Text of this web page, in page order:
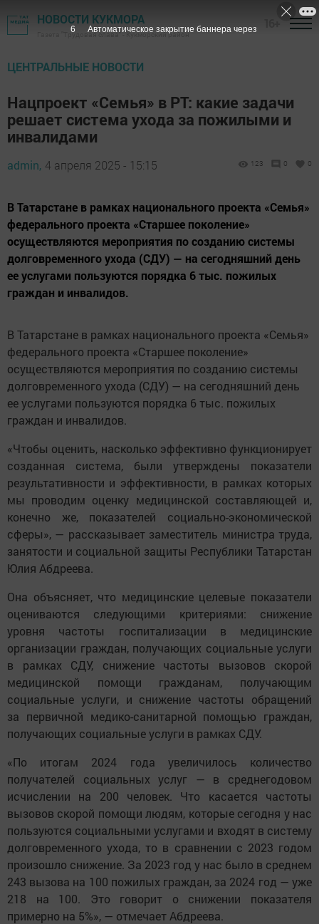
НОВОСТИ КУКМОРА
Газета "Трудовая слава" - Кукморский район
ЦЕНТРАЛЬНЫЕ НОВОСТИ
Нацпроект «Семья» в РТ: какие задачи
решает система ухода за пожилыми и
инвалидами
admin, 4 апреля 2025 - 15:15 123 0 0
В Татарстане в рамках национального проекта «Семья»
федерального проекта «Старшее поколение»
осуществляются мероприятия по созданию системы
долговременного ухода (СДУ) — на сегодняшний день
ее услугами пользуются порядка 6 тыс. пожилых
граждан и инвалидов.
В Татарстане в рамках национального проекта «Семья»
федерального проекта «Старшее поколение»
осуществляются мероприятия по созданию системы
долговременного ухода (СДУ) — на сегодняшний день
ее услугами пользуются порядка 6 тыс. пожилых
граждан и инвалидов.
«Чтобы оценить, насколько эффективно функционирует
созданная система, были утверждены показатели
результативности и эффективности, в рамках которых
мы проводим оценку медицинской составляющей и,
конечно же, показателей социально-экономической
сферы», — рассказывает заместитель министра труда,
занятости и социальной защиты Республики Татарстан
Юлия Абдреева.
Она объясняет, что медицинские целевые показатели
оцениваются следующими критериями: снижение
уровня частоты госпитализации в медицинские
организации граждан, получающих социальные услуги
в рамках СДУ, снижение частоты вызовов скорой
медицинской помощи гражданам, получающим
социальные услуги, и снижение частоты обращений
за первичной медико-санитарной помощью граждан,
получающих социальные услуги в рамках СДУ.
«По итогам 2024 года увеличилось количество
получателей социальных услуг — в среднегодовом
исчислении на 200 человек. Что касается частоты
вызовов скорой помощи людям, которые сегодня у нас
пользуются социальными услугами и входят в систему
долговременного ухода, то в сравнении с 2023 годом
произошло снижение. За 2023 год у нас было в среднем
243 вызова на 100 пожилых граждан, за 2024 год — уже
218 на 100. Это говорит о снижении показателя
примерно на 5%», — отмечает Абдреева.
4 Автоматическое закрытие баннера через